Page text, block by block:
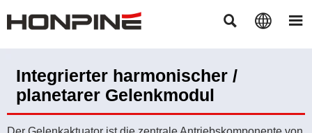
  
Integrierter harmonischer /
planetarer Gelenkmodul